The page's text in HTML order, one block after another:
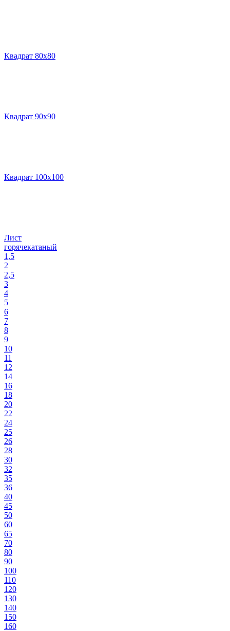
Квадрат 80х80
Квадрат 90х90
Квадрат 100х100
Лист
горячекатаный
1,5
2
2,5
3
4
5
6
7
8
9
10
11
12
14
16
18
20
22
24
25
26
28
30
32
35
36
40
45
50
60
65
70
80
90
100
110
120
130
140
150
160